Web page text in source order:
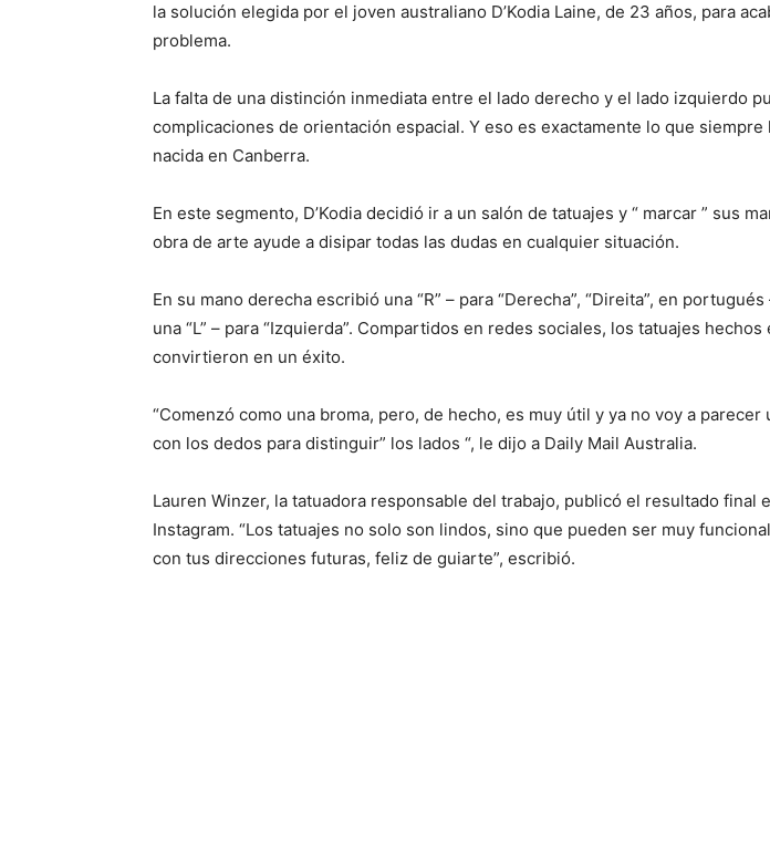
la solución elegida por el joven australiano D’Kodia Laine, de 23 años, para
problema.
La falta de una distinción inmediata entre el lado derecho y el lado izquierdo
complicaciones de orientación espacial. Y eso es exactamente lo que siempre
nacida en Canberra.
En este segmento, D’Kodia decidió ir a un salón de tatuajes y “ marcar ” sus
obra de arte ayude a disipar todas las dudas en cualquier situación.
En su mano derecha escribió una “R” – para “Derecha”, “Direita”, en
una “L” – para “Izquierda”. Compartidos en redes sociales, los tatuajes
convirtieron en un éxito.
“Comenzó como una broma, pero, de hecho, es muy útil y ya no voy a parecer
con los dedos para distinguir” los lados “, le dijo a Daily Mail Australia.
Lauren Winzer, la tatuadora responsable del trabajo, publicó el resultado final
Instagram. “Los tatuajes no solo son lindos, sino que pueden ser muy
con tus direcciones futuras, feliz de guiarte”, escribió.